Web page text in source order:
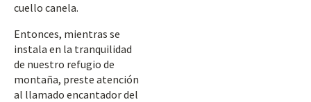
cuello canela.
Entonces, mientras se
instala en la tranquilidad
de nuestro refugio de
montaña, preste atención
al llamado encantador del